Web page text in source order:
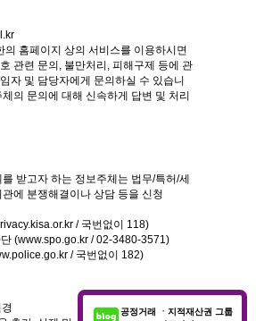
공정거래 ㆍ지적재산권 그룹
의 홈페이지 상의 서비스를 이용하시면
관련 문의, 불만처리, 피해구제 등에 관
자 및 담당자에게 문의하실 수 있습니
의 문의에 대해 신속하게 답변 및 처리
받고자 하는 정보주체는 법무/특허/세
에 분쟁해결이나 상담 등을 신청
/ 국번없이 118)
(www.spo.go.kr / 02-3480-3571)
/ 국번없이 182)